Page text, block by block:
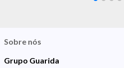
Sobre nós
Grupo Guarida